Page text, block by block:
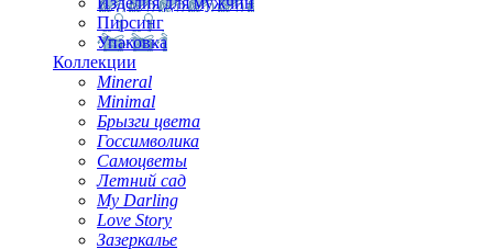
Пирсинг
Упаковка
Коллекции
Mineral
Minimal
Брызги цвета
Госсимволика
Самоцветы
Летний сад
My Darling
Love Story
Зазеркалье